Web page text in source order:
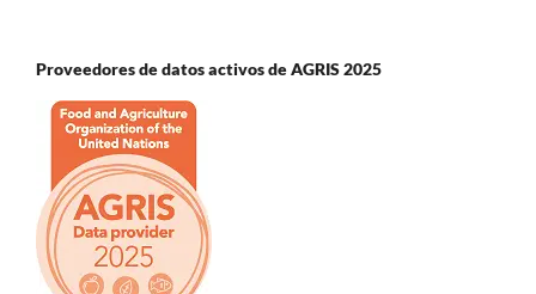
Proveedores de datos activos de AGRIS 2025